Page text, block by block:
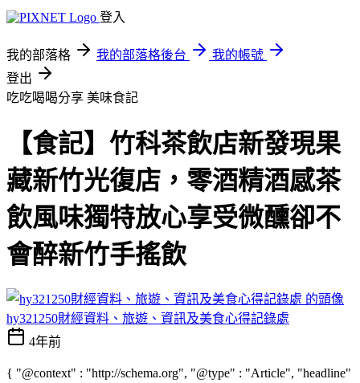
登入
我的部落格 我的部落格後台
我的帳號
登出
吃吃喝喝分享 美味食記
【食記】竹科茶飲店新發現果
藏新竹光復店，零酒精酒感茶
飲風味獨特放心享受微醺卻不
會醉新竹手搖飲
hy321250財經資料、旅遊、資訊及美食心得記錄處
4年前
{ "@context" : "http://schema.org", "@type" : "Article", "headline"